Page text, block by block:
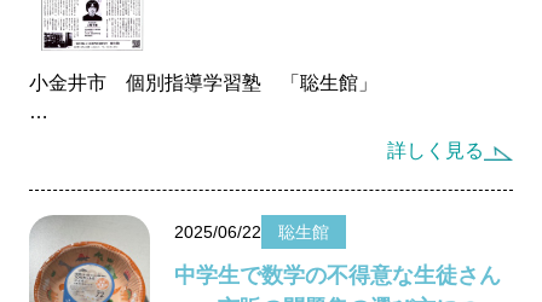
呼です。 とても可愛い生徒さん達ですね。
回転ずしのレーンの上にのせるお寿司も作りました。
小金井市 個別指導学習塾 「聡生館」
小学３年生頃から「聡生館」へ通塾をスタートした女の
り敢えて下げた学校へ進学しましたから、中学校では成
績が伸び悩んでいたところもありましたが、高校では見
事に思い通りの結果を残すことができました。 長く通
詳しく見る
2025/06/22 聡生館
中学生で数学の不得意な生徒さん